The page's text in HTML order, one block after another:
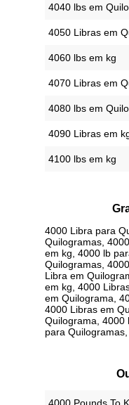
4040 lbs em
4050 Libras em
4060 lbs em kg
4070 Libras em
4080 lbs em
4090 Libras em
4100 lbs em kg
4000 Libra para
Quilogramas,
em kg, 4000 lb
Quilogramas,
Libra em
em kg, 4000
em Quilograma,
4000 Libras em
Quilograma, 4000
para